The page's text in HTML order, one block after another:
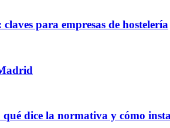
para empresas de hostelería
dice la normativa y cómo